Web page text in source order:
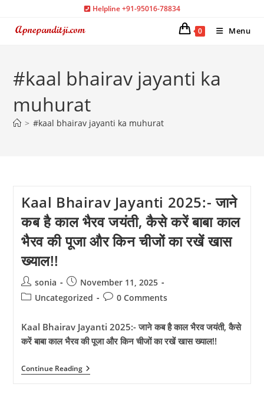
content
Helpline +91-95016-78834
0 Menu
#kaal bhairav jayanti ka
muhurat
> #kaal bhairav jayanti ka muhurat
Kaal Bhairav Jayanti 2025:- जाने
कब है काल भैरव जयंती, कैसे करें बाबा काल
भैरव की पूजा और किन चीजों का रखें खास
ख्याल!!
Post
author:
sonia
Post
published:
November 11, 2025
PostUncategorized
Post0 Comments
Kaal Bhairav Jayanti 2025:- जाने कब है काल भैरव जयंती, कैसे
करें बाबा काल भैरव की पूजा और किन चीजों का रखें खास ख्याल!!
Continue ReadingKaal
Bhairav